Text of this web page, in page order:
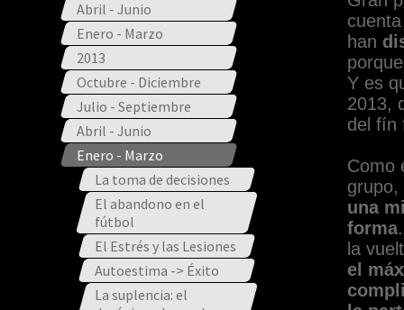
Abril - Junio
Enero - Marzo
2013
Octubre - Diciembre
Julio - Septiembre
Abril - Junio
Enero - Marzo
La toma de decisiones
El abandono en el
fútbol
El Estrés y las Lesiones
Autoestima -> Éxito
La suplencia: el
han
Y es
2013,
del fín
Como
grupo,
una
forma
la
el